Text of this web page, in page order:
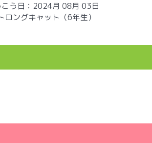
こう日：2024月 08月 03日
ロングキャット（6年生）